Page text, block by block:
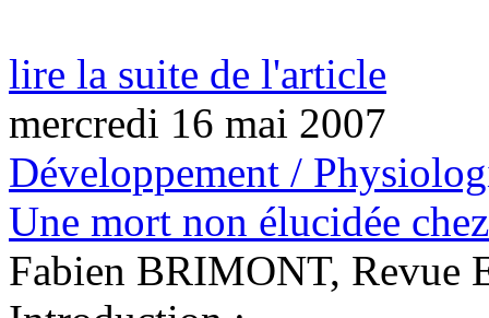
lire la suite de l'article
mercredi 16 mai 2007
Développement /
Une mort non élucidée
Fabien BRIMONT, Revue